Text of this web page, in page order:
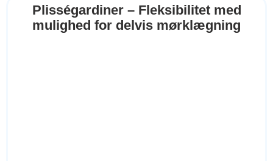
Plisségardiner – Fleksibilitet med
mulighed for delvis mørklægning